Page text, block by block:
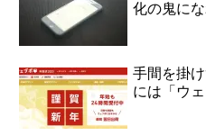
化の鬼に
手間を掛
には「ウ